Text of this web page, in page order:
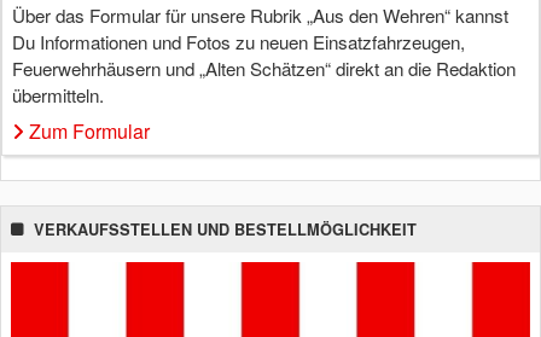
Über das Formular für unsere Rubrik „Aus den Wehren“ kannst
Du Informationen und Fotos zu neuen Einsatzfahrzeugen,
Feuerwehrhäusern und „Alten Schätzen“ direkt an die Redaktion
übermitteln.
Zum Formular
VERKAUFSSTELLEN UND BESTELLMÖGLICHKEIT